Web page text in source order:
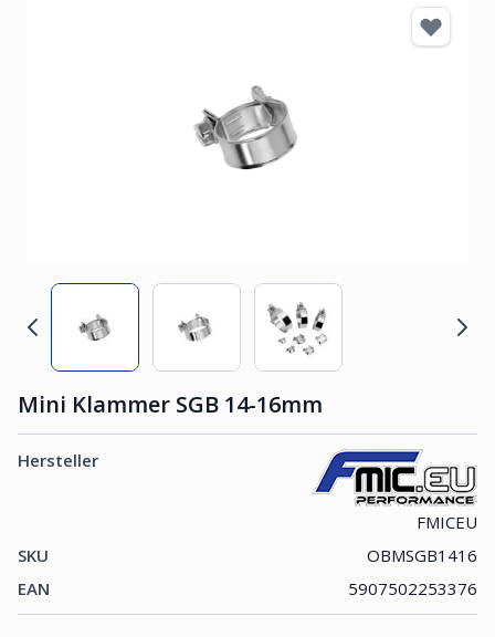
Mini Klammer SGB 14-16mm
Hersteller
FMICEU
SKU
OBMSGB1416
EAN
5907502253376